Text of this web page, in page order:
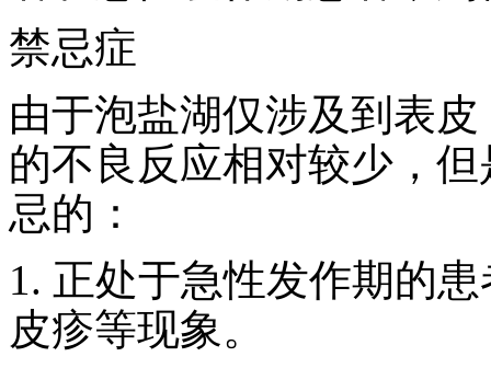
禁忌症
由于泡盐湖仅涉及到表
的不良反应相对较少，
忌的：
1. 正处于急性发作期的
皮疹等现象。